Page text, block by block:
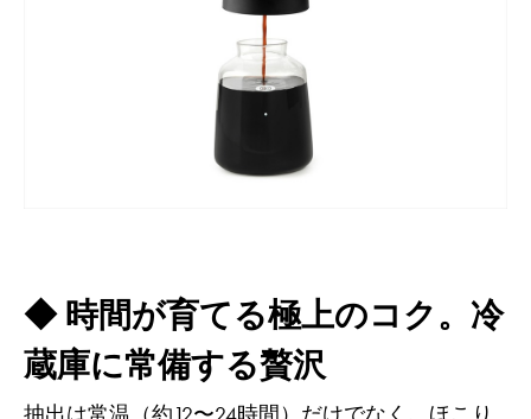
◆ 時間が育てる極上のコク。冷
蔵庫に常備する贅沢
抽出は常温（約12〜24時間）だけでなく、ほこり